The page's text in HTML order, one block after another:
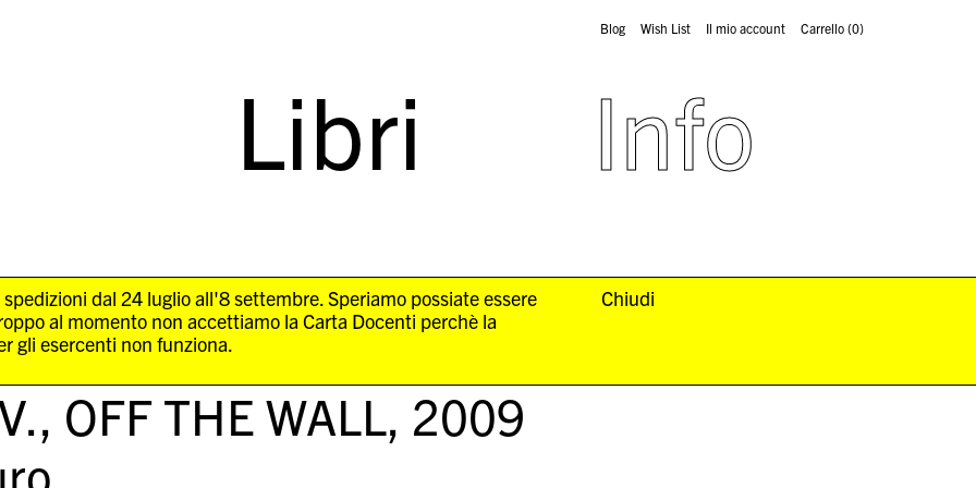
Libri Info
Blog Wish List Il mio account Carrello(0)
dal 24 luglio all'8 settembre. Speriamo possiate essere
al momento non accettiamo la Carta Docenti perchè la
gli esercenti non funziona.
Chiudi
OFF THE WALL, 2009